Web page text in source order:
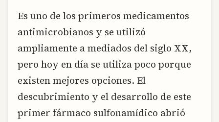
Es uno de los primeros medicamentos
antimicrobianos y se utilizó
ampliamente a mediados del siglo XX,
pero hoy en día se utiliza poco porque
existen mejores opciones. El
descubrimiento y el desarrollo de este
primer fármaco sulfonamídico abrió